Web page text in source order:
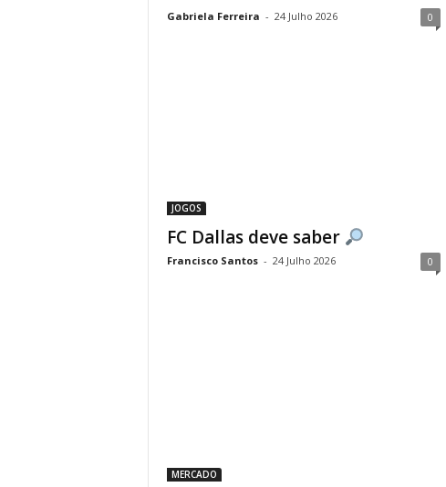
Gabriela Ferreira - 24 Julho 2026 0
JOGOS
FC Dallas deve saber
Francisco Santos - 24 Julho 2026 0
MERCADO